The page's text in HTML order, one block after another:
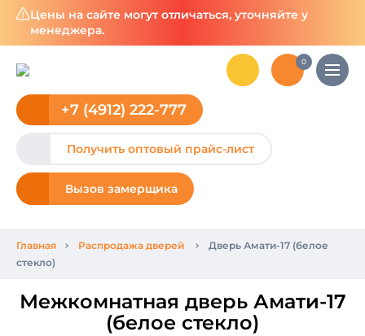
Цены на сайте могут отличаться, уточняйте у
менеджера.
0
+7 (4912) 222-777
Получить оптовый прайс-лист
Вызов замерщика
Главная Распродажа дверей
Дверь Амати-17 (белое
стекло)
Межкомнатная дверь Амати-17
(белое стекло)